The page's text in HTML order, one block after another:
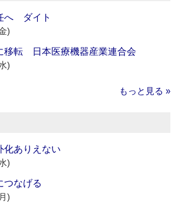
へ ダイト
)
移転 日本医療機器産業連合会
)
もっと見る »
化ありえない
)
つなげる
)